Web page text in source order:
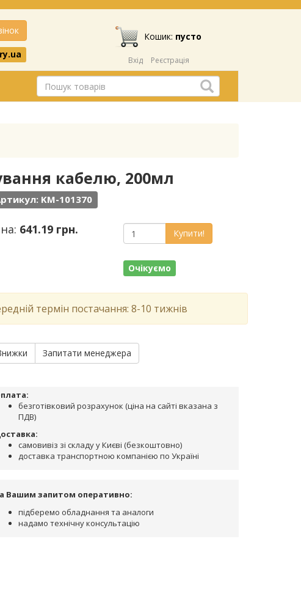
Кошик: пусто
Вхід Реєстрація
кабелю, 200мл
KM-101370
641.19 грн. Купити!
Очікуємо
термін постачання: 8-10 тижнів
Запитати менеджера
безготівковий розрахунок (ціна на сайті вказана з
ПДВ)
самовивіз зі складу у Києві (безкоштовно)
доставка транспортною компанією по Україні
Вашим запитом оперативно:
підберемо обладнання та аналоги
надамо технічну консультацію